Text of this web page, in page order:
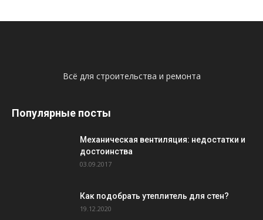
Всё для строительства и ремонта
Популярные посты
Механическая вентиляция: недостатки и
достоинства
03.09.2017
Как подобрать утеплитель для стен?
19.12.2020